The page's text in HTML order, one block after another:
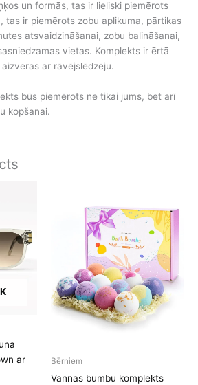
un formās, tas ir lieliski piemērots
tas ir piemērots zobu aplikuma, pārtikas
atsvaidzināšanai, zobu balināšanai,
vietas. Komplekts ir ērtā
ar rāvējslēdzēju.
būs piemērots ne tikai jums, bet arī
kopšanai.
ar
Bērniem
Vannas bumbu komplekts